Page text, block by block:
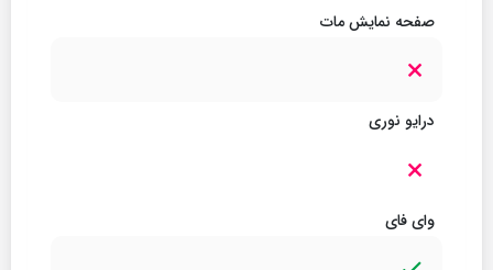
صفحه نمایش مات
درایو نوری
وای فای